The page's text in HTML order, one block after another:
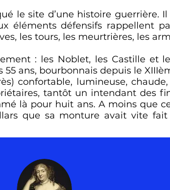
le site d’une histoire guerrière. Il
éléments défensifs rappellent
les tours, les meurtrières, les
: les Noblet, les Castille et
ans, bourbonnais depuis le
confortable, lumineuse,
tantôt un intendant des
là pour huit ans. A moins que
que sa monture avait vite fait